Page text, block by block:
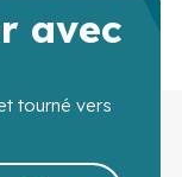
avec
tourné vers